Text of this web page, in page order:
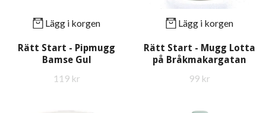
Lägg i korgen
Rätt Start - Pipmugg
Bamse Gul
119 kr
Lägg i korgen
Rätt Start - Mugg Lotta
på Bråkmakargatan
99 kr